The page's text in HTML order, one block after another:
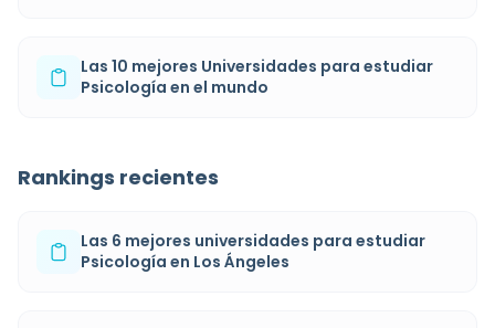
Las 10 mejores Universidades para estudiar
Psicología en el mundo
Rankings recientes
Las 6 mejores universidades para estudiar
Psicología en Los Ángeles